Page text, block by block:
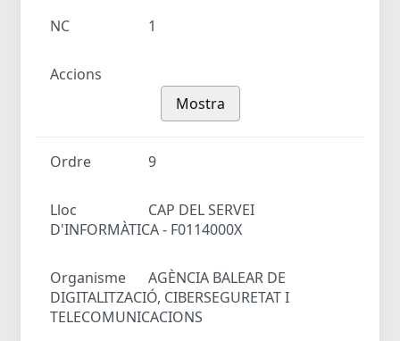
NC 1
Accions
Mostra
Ordre 9
Lloc
CAP DEL SERVEI
D'INFORMÀTICA - F0114000X
Organisme
AGÈNCIA BALEAR DE
DIGITALITZACIÓ, CIBERSEGURETAT I
TELECOMUNICACIONS